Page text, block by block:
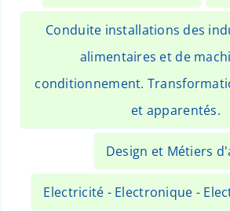
Conduite installations des
alimentaires et de
conditionnement.
et apparentés.
Design et Métiers
Electricité - Electronique -